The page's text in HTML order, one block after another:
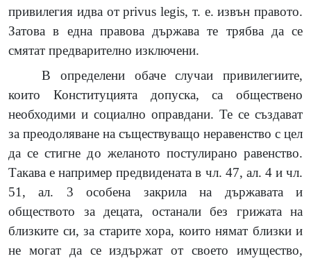
привилегия идва от privus legis, т. е. извън правото.
Затова в една правова държава те трябва да се
смятат предварително изключени.
В определени обаче случаи привилегиите,
които Конституцията допуска, са обществено
необходими и социално оправдани. Те се създават
за преодоляване на съществуващо неравенство с цел
да се стигне до желаното постулирано равенство.
Такава е например предвидената в чл. 47, ал. 4 и чл.
51, ал. 3 особена закрила на държавата и
обществото за децата, останали без грижата на
близките си, за старите хора, които нямат близки и
не могат да се издържат от своето имущество,